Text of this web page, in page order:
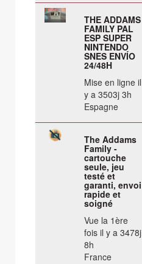
THE ADDAMS
FAMILY PAL
ESP SUPER
NINTENDO
SNES ENVÍO
24/48H
Mise en ligne il
y a 3503j 3h
Espagne
The Addams
Family -
cartouche
seule, jeu
testé et
garanti, envoi
rapide et
soigné
Vue la 1ère
fois il y a 3478j
8h
France